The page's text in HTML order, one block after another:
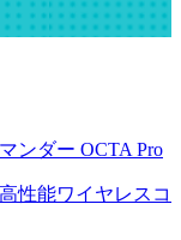
ンダー OCTA Pro
性能ワイヤレスコ